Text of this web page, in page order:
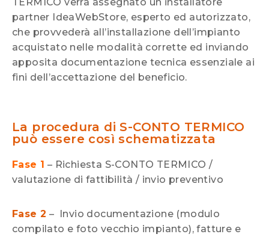
partner IdeaWebStore, esperto ed autorizzato,
che provvederà all’installazione dell’impianto
acquistato nelle modalità corrette ed inviando
apposita documentazione tecnica essenziale ai
fini dell’accettazione del beneficio.
La procedura di S-CONTO TERMICO
può essere così schematizzata
Fase 1 – Richiesta S-CONTO TERMICO /
valutazione di fattibilità / invio preventivo
Fase 2 – Invio documentazione (modulo
compilato e foto vecchio impianto), fatture e